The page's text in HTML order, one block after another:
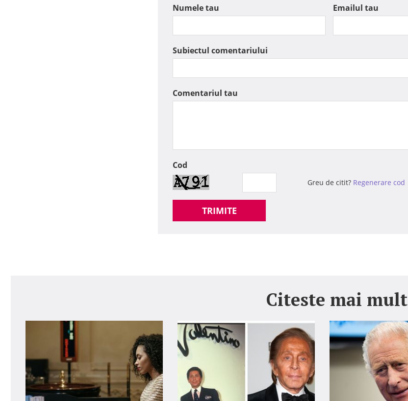
Numele tau Emailul tau
Subiectul comentariului
Comentariul tau
Cod
Greu de citit? Regenerare cod
TRIMITE
Citeste mai mult